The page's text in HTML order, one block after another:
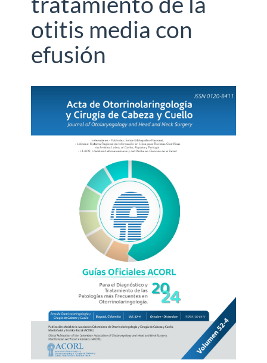
otitis media con
efusión
Barra
lateral
del
artículo